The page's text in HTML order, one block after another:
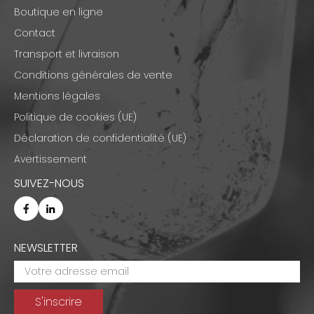
Boutique en ligne
Contact
Transport et livraison
Conditions générales de vente
Mentions légales
Politique de cookies (UE)
Déclaration de confidentialité (UE)
Avertissement
SUIVEZ-NOUS
NEWSLETTER